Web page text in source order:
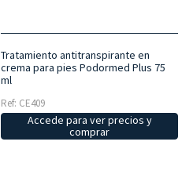
Tratamiento antitranspirante en
crema para pies Podormed Plus 75
ml
Ref: CE409
Accede para ver precios y
comprar